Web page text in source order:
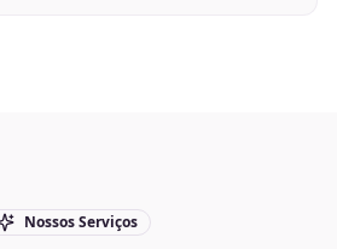
Nossos Serviços